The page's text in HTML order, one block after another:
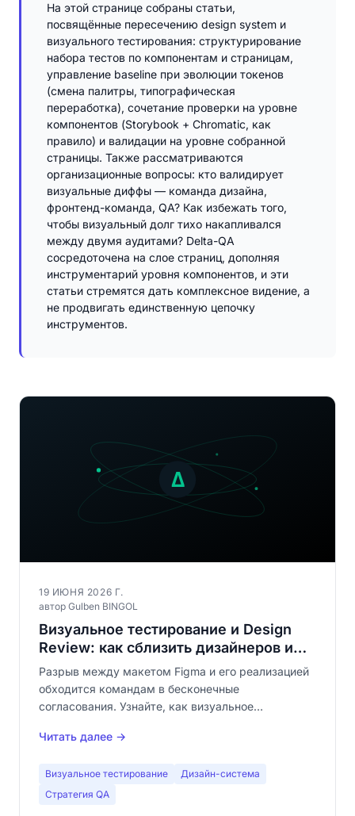
На этой странице собраны статьи,
посвящённые пересечению design system и
визуального тестирования: структурирование
набора тестов по компонентам и страницам,
управление baseline при эволюции токенов
(смена палитры, типографическая
переработка), сочетание проверки на уровне
компонентов (Storybook + Chromatic, как
правило) и валидации на уровне собранной
страницы. Также рассматриваются
организационные вопросы: кто валидирует
визуальные диффы — команда дизайна,
фронтенд-команда, QA? Как избежать того,
чтобы визуальный долг тихо накапливался
между двумя аудитами? Delta-QA
сосредоточена на слое страниц, дополняя
инструментарий уровня компонентов, и эти
статьи стремятся дать комплексное видение, а
не продвигать единственную цепочку
инструментов.
19 ИЮНЯ 2026 Г.
автор Gulben BINGOL
Визуальное тестирование и Design
Review: как сблизить дизайнеров и
разработчиков
Разрыв между макетом Figma и его реализацией
обходится командам в бесконечные
согласования. Узнайте, как визуальное
автоматически сравнивая запланированный
Читать далее →
Визуальное тестирование
Дизайн-система
Стратегия QA